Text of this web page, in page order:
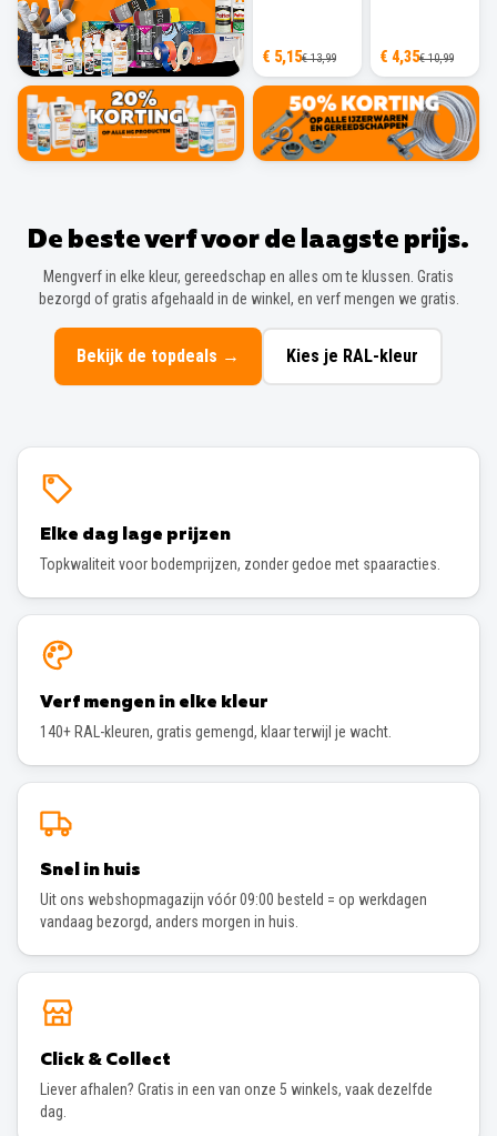
€ 5,15€ 13,99 € 4,35€ 10,99
De beste verf voor de laagste prijs.
Mengverf in elke kleur, gereedschap en alles om te klussen. Gratis
bezorgd of gratis afgehaald in de winkel, en verf mengen we gratis.
Bekijk de topdeals → Kies je RAL-kleur
Elke dag lage prijzen
Topkwaliteit voor bodemprijzen, zonder gedoe met spaaracties.
Verf mengen in elke kleur
140+ RAL-kleuren, gratis gemengd, klaar terwijl je wacht.
Snel in huis
Uit ons webshopmagazijn vóór 09:00 besteld = op werkdagen
vandaag bezorgd, anders morgen in huis.
Click & Collect
Liever afhalen? Gratis in een van onze 5 winkels, vaak dezelfde
dag.